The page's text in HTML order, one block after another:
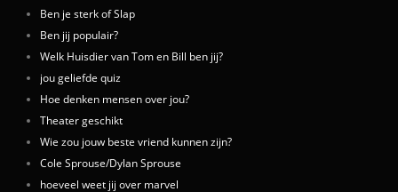
Ben je sterk of Slap
Ben jij populair?
Welk Huisdier van Tom en Bill ben jij?
jou geliefde quiz
Hoe denken mensen over jou?
Theater geschikt
Wie zou jouw beste vriend kunnen zijn?
Cole Sprouse/Dylan Sprouse
hoeveel weet jij over marvel